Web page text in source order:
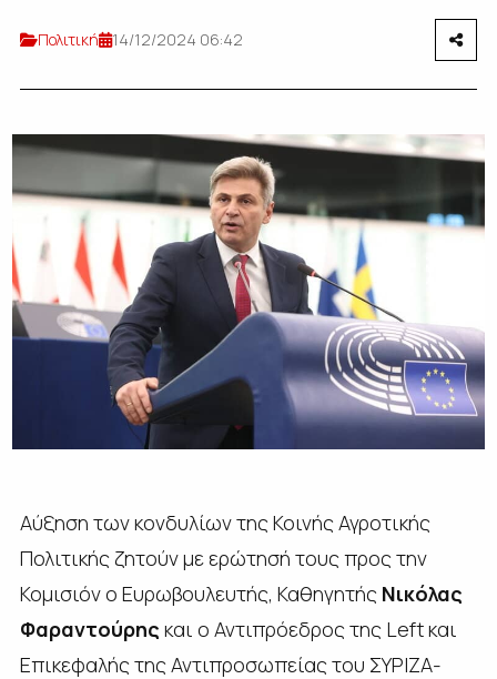
Πολιτική 14/12/2024 06:42
Αύξηση των κονδυλίων της Κοινής Αγροτικής
Πολιτικής ζητούν με ερώτησή τους προς την
Κομισιόν ο Ευρωβουλευτής, ΚαθηγητήςΝικόλας
Φαραντούρης και ο Αντιπρόεδρος της Leftκαι
Επικεφαλής της Αντιπροσωπείας του ΣΥΡΙΖΑ-